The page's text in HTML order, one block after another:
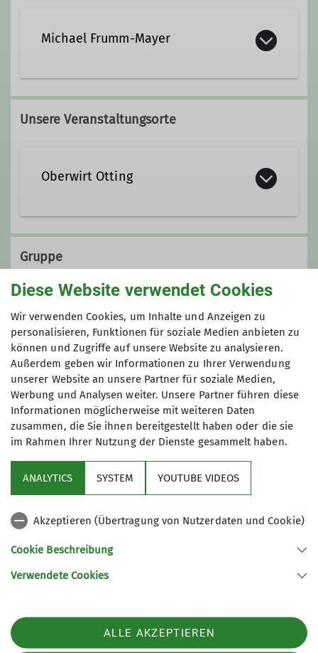
Michael Frumm-Mayer
+49 8681 1824
+49 151 51621764
teisendorf.de
Qualifikationen
Ämter
Beisitzer*in Vorstandschaft Ortsgruppe
Waging
Unsere Veranstaltungsorte
Oberwirt Otting
Gruppe
Ortsgruppe Waging
wichtige Infos
Partner
83317 Teisendorf
Telefon +4986666177
Diese Website verwendet Cookies
Wir verwenden Cookies, um Inhalte und Anzeigen zu
personalisieren, Funktionen für soziale Medien anbieten zu
können und Zugriffe auf unsere Website zu analysieren.
Außerdem geben wir Informationen zu Ihrer Verwendung
unserer Website an unsere Partner für soziale Medien,
Werbung und Analysen weiter. Unsere Partner führen diese
Informationen möglicherweise mit weiteren Daten
zusammen, die Sie ihnen bereitgestellt haben oder die sie
im Rahmen Ihrer Nutzung der Dienste gesammelt haben.
ANALYTICS SYSTEM YOUTUBE VIDEOS
Akzeptieren (Übertragung von Nutzerdaten und Cookie)
Cookie Beschreibung
Verwendete Cookies
ALLE AKZEPTIEREN